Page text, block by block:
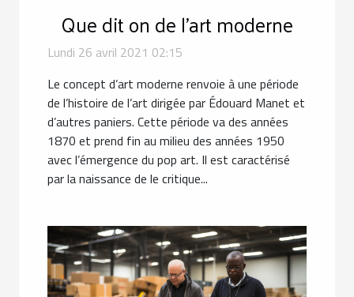
Que dit on de l'art moderne
Lundi 26 avril 2021 02:15
Le concept d’art moderne renvoie à une période
de l’histoire de l’art dirigée par Édouard Manet et
d’autres paniers. Cette période va des années
1870 et prend fin au milieu des années 1950
avec l’émergence du pop art. Il est caractérisé
par la naissance de le critique...